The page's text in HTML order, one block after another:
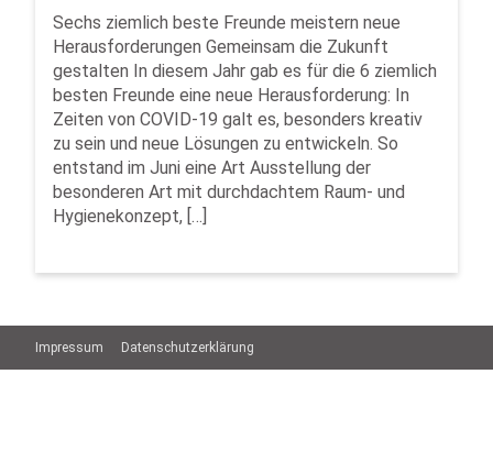
Sechs ziemlich beste Freunde meistern neue
Herausforderungen Gemeinsam die Zukunft
gestalten In diesem Jahr gab es für die 6 ziemlich
besten Freunde eine neue Herausforderung: In
Zeiten von COVID-19 galt es, besonders kreativ
zu sein und neue Lösungen zu entwickeln. So
entstand im Juni eine Art Ausstellung der
besonderen Art mit durchdachtem Raum- und
Hygienekonzept, […]
Impressum Datenschutzerklärung